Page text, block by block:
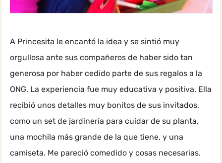
A Princesita le encantó la idea y se sintió muy
orgullosa ante sus compañeros de haber sido tan
generosa por haber cedido parte de sus regalos a la
ONG. La experiencia fue muy educativa y positiva. Ella
recibió unos detalles muy bonitos de sus invitados,
como un set de jardinería para cuidar de su planta,
una mochila más grande de la que tiene, y una
camiseta. Me pareció comedido y cosas necesarias.